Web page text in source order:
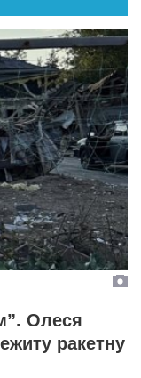
Олеся
ракетну